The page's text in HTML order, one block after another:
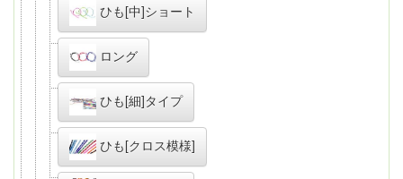
ひも[中]ショート
ロング
ひも[細]タイプ
ひも[クロス模様]